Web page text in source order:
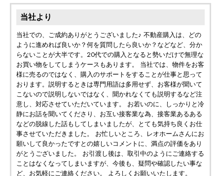
当社より
当社での、ご成約ありがとうございました♪ 不動産購入は、どの
ように進めれば良いか？何を質問したら良いか？などなど、分か
らないことが大半です。20代での購入となると勢いだけで無理な
お買い物をしてしまうケースもあります。 当社では、物件をお客
様に売るのではなく、購入のサポートをすることが仕事と思って
おります。説明するときは専門用語は多用せず、お客様が聞いて
こないので説明しないではなく、聞かれなくても説明するなど注
意し、対応させていただいています。 お若いのに、しっかりと冷
静にお話を聞いてくださり、お互い接客業な為、接客業あるある
などの脱線した話もしてしまいましたが、とても気持ち良くお仕
事させていただきました。 お忙しいところ、レオホームさんにお
願いして良かったですとの嬉しいコメントに、満点の評価をあり
がとうございました。 お引渡し後は、取引中のようにご連絡する
ことはなくなってしまいますが、今後も、疑問や確認したい事な
ど、お気軽にご連絡ください。 よろしくお願いいたします。